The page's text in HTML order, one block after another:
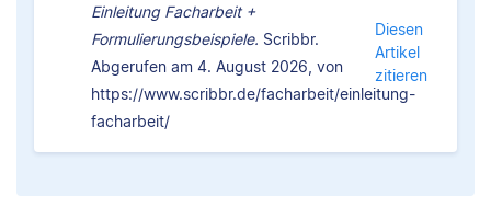
Einleitung Facharbeit +
Formulierungsbeispiele. Scribbr.
Abgerufen am 4. August 2026, von
https://www.scribbr.de/facharbeit/einleitung-
facharbeit/
Diesen
Artikel
zitieren